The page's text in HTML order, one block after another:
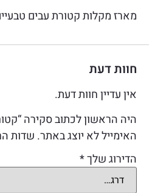
מארז מקלות קטורת עבים
חוות דעת
אין עדיין חוות דעת.
היה הראשון לכתוב סקירה
האימייל לא יוצג באתר. שדות
הדירוג שלך*